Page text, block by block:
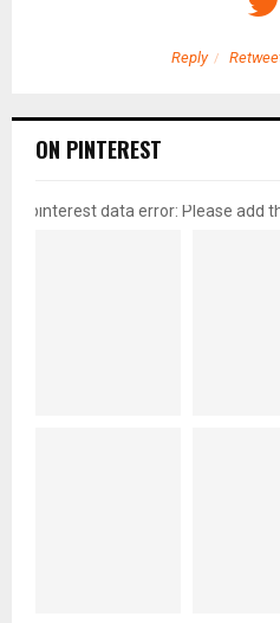
Reply
ON PINTEREST
pinterest data error: Please add